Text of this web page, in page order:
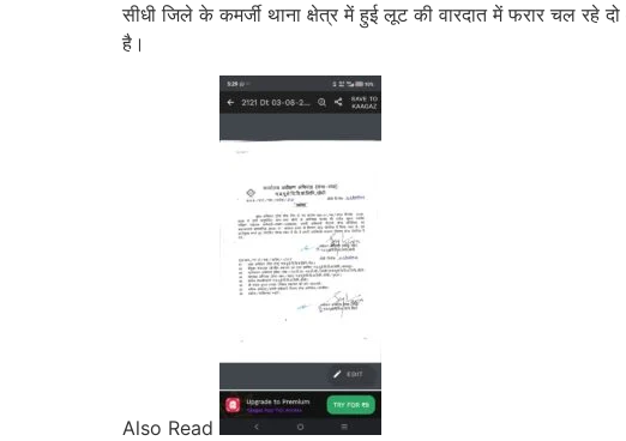
सीधी जिले के कमर्जी थाना क्षेत्र में हुई लूट की वारदात में फरार चल रहे
है।
Also Read